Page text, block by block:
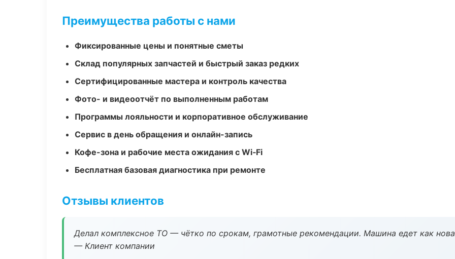
Преимущества работы с нами
Фиксированные цены и понятные сметы
Склад популярных запчастей и быстрый заказ редких
Сертифицированные мастера и контроль качества
Фото- и видеоотчёт по выполненным работам
Программы лояльности и корпоративное обслуживание
Сервис в день обращения и онлайн-запись
Кофе-зона и рабочие места ожидания с Wi‑Fi
Бесплатная базовая диагностика при ремонте
Отзывы клиентов
Делал комплексное ТО — чётко по срокам, грамотные рекомендации. Машина едет как
— Клиент компании